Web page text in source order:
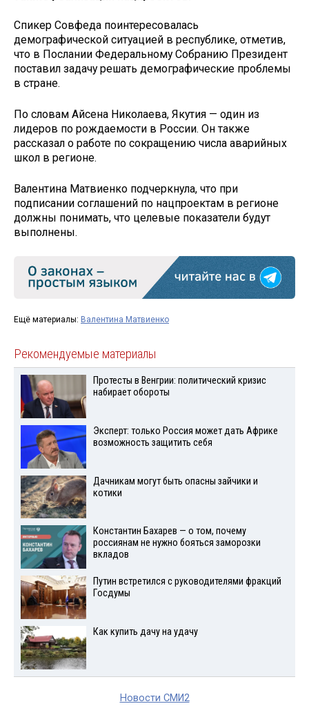
Спикер Совфеда поинтересовалась
демографической ситуацией в республике, отметив,
что в Послании Федеральному Собранию Президент
поставил задачу решать демографические проблемы
в стране.
По словам Айсена Николаева, Якутия — один из
лидеров по рождаемости в России. Он также
рассказал о работе по сокращению числа аварийных
школ в регионе.
Валентина Матвиенко подчеркнула, что при
подписании соглашений по нацпроектам в регионе
должны понимать, что целевые показатели будут
выполнены.
Ещё материалы: Валентина Матвиенко
Рекомендуемые материалы
Протесты в Венгрии: политический кризис
набирает обороты
Эксперт: только Россия может дать Африке
возможность защитить себя
Дачникам могут быть опасны зайчики и
котики
Константин Бахарев — о том, почему
россиянам не нужно бояться заморозки
вкладов
Путин встретился с руководителями фракций
Госдумы
Как купить дачу на удачу
Новости СМИ2